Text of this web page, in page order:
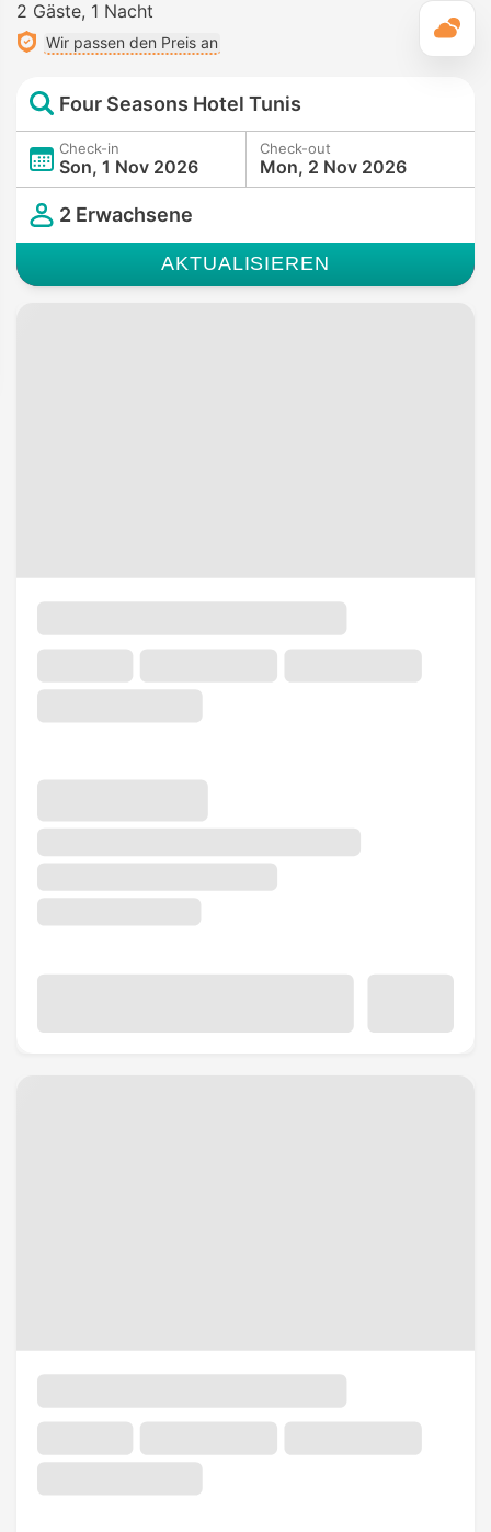
2 Gäste 1 Nacht
Wir passen den Preis an
Four Seasons Hotel Tunis
Check-in
Son, 1 Nov 2026
Check-out
Mon, 2 Nov 2026
2 Erwachsene
AKTUALISIEREN